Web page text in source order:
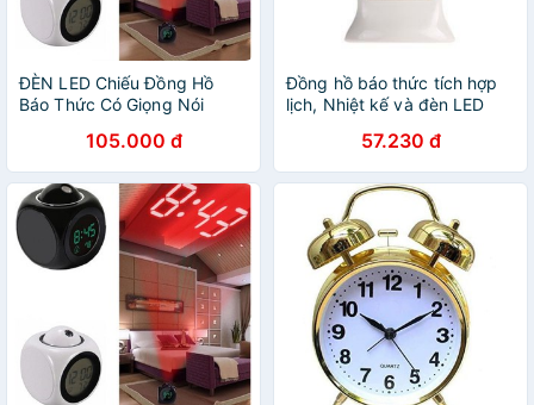
ĐÈN LED Chiếu Đồng Hồ
Báo Thức Có Giọng Nói
105.000 đ
Đồng hồ báo thức tích hợp
lịch, Nhiệt kế và đèn LED
57.230 đ